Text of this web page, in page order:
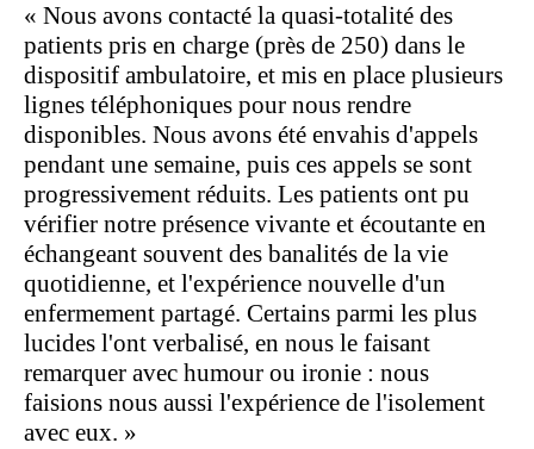
« Nous avons contacté la quasi-totalité des
patients pris en charge (près de 250) dans le
dispositif ambulatoire, et mis en place plusieurs
lignes téléphoniques pour nous rendre
disponibles. Nous avons été envahis d'appels
pendant une semaine, puis ces appels se sont
progressivement réduits. Les patients ont pu
vérifier notre présence vivante et écoutante en
échangeant souvent des banalités de la vie
quotidienne, et l'expérience nouvelle d'un
enfermement partagé. Certains parmi les plus
lucides l'ont verbalisé, en nous le faisant
remarquer avec humour ou ironie : nous
faisions nous aussi l'expérience de l'isolement
avec eux. »